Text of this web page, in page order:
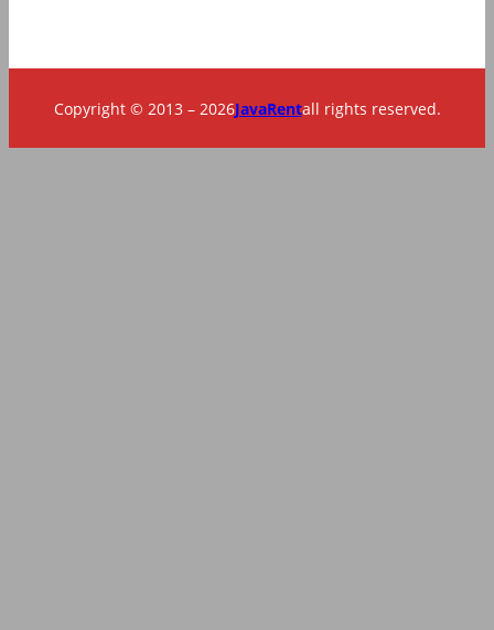
Copyright © 2013 – 2026JavaRentall rights reserved.